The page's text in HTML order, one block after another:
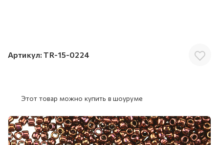
Артикул: TR-15-0224
Этот товар можно купить в шоуруме